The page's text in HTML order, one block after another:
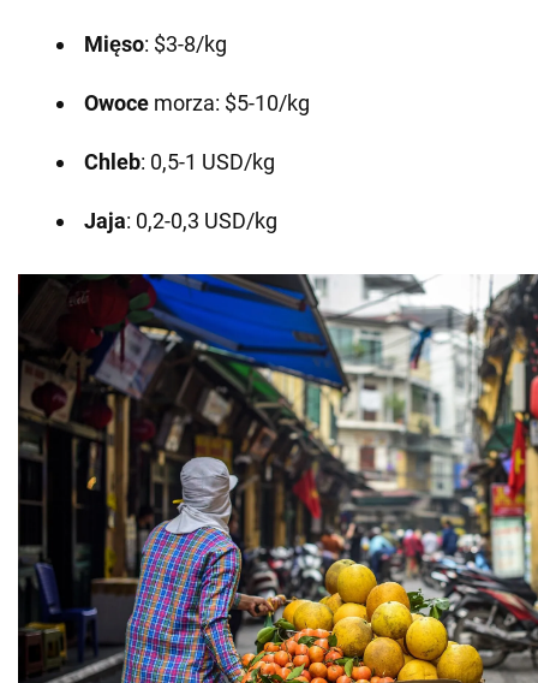
Mięso: $3-8/kg
Owoce morza: $5-10/kg
Chleb: 0,5-1 USD/kg
Jaja: 0,2-0,3 USD/kg